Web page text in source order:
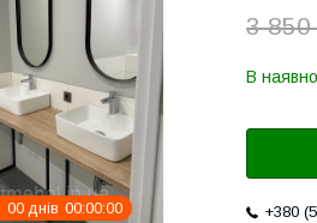
00 днів 00 00 00
3 850
В
+380